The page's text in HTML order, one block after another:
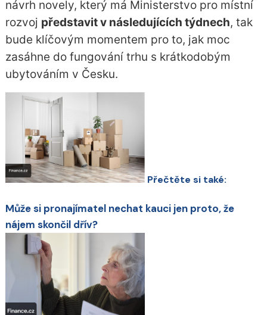
návrh novely, který má Ministerstvo pro místní
rozvoj představit v následujících týdnech, tak
bude klíčovým momentem pro to, jak moc
zasáhne do fungování trhu s krátkodobým
ubytováním v Česku.
Přečtěte si také:
Může si pronajímatel nechat kauci jen proto, že
nájem skončil dřív?